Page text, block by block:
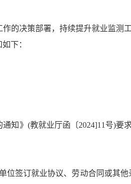
的决策部署，持续提升就业监测
下：
知》 (教就业厅函〔2024]11 号)要
位签订就业协议、劳动合同或其他